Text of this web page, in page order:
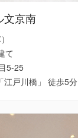
文京南
て
5-25
江戸川橋」 徒歩5分